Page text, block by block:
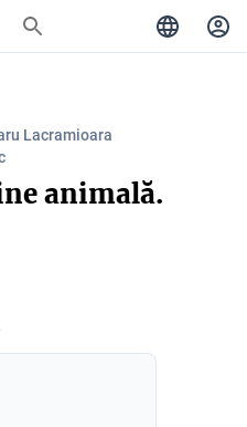
Lacramioara
animală.